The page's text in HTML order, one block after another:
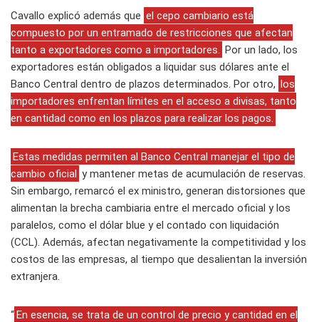
Cavallo explicó además que el cepo cambiario está
compuesto por un entramado de restricciones que afectan
tanto a exportadores como a importadores. Por un lado, los
exportadores están obligados a liquidar sus dólares ante el
Banco Central dentro de plazos determinados. Por otro, los
importadores enfrentan límites en el acceso a divisas, tanto
en cantidad como en los plazos para realizar los pagos.
Estas medidas permiten al Banco Central manejar el tipo de
cambio oficial y mantener metas de acumulación de reservas.
Sin embargo, remarcó el ex ministro, generan distorsiones que
alimentan la brecha cambiaria entre el mercado oficial y los
paralelos, como el dólar blue y el contado con liquidación
(CCL). Además, afectan negativamente la competitividad y los
costos de las empresas, al tiempo que desalientan la inversión
extranjera.
“En esencia, se trata de un control de precio y cantidad en el